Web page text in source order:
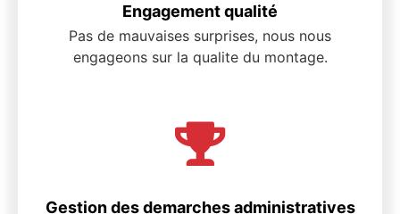
Engagement qualité
Pas de mauvaises surprises, nous nous
engageons sur la qualite du montage.
Gestion des demarches administratives